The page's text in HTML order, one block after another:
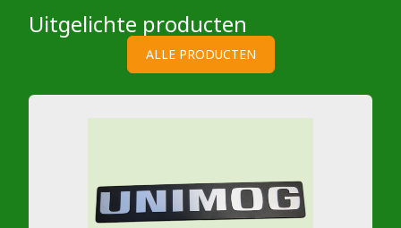
Uitgelichte producten
ALLE PRODUCTEN